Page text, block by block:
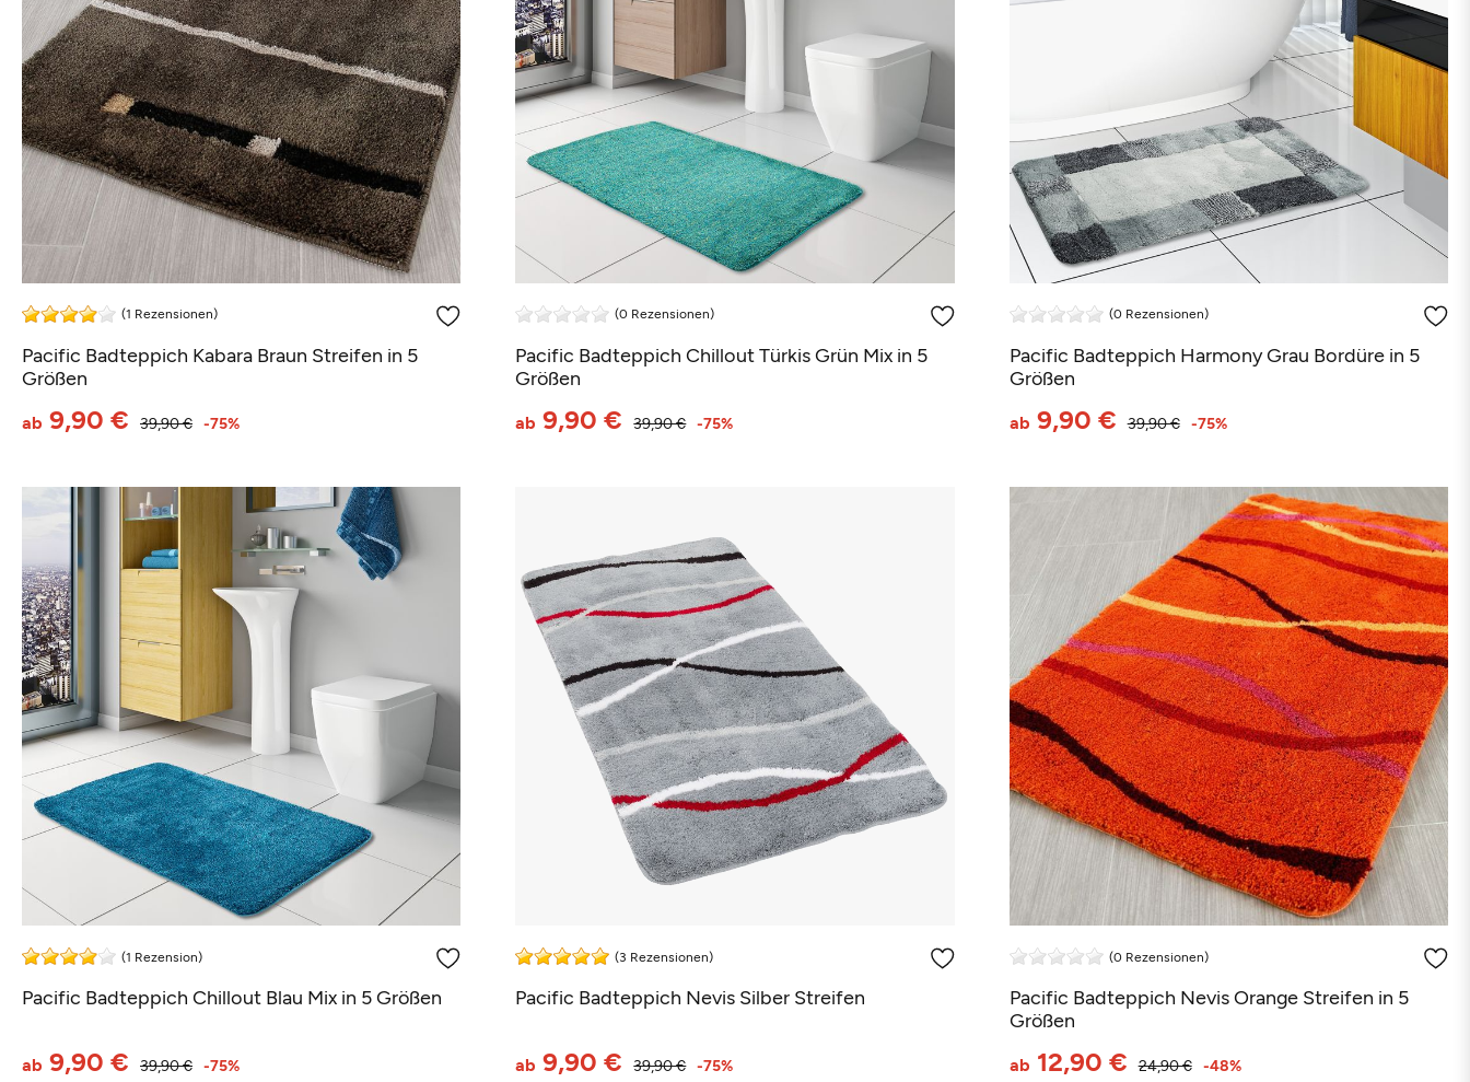
(1 Rezensionen)
Pacific Badteppich Kabara Braun Streifen in 5
Größen
39,90 €
ab 9,90 € -75%
(0 Rezensionen)
Pacific Badteppich Chillout Türkis Grün Mix in 5
Größen
39,90 €
ab 9,90 € -75%
(0 Rezensionen)
Pacific Badteppich Harmony Grau Bordüre in 5
Größen
39,90 €
ab 9,90 € -75%
(1 Rezension)
Pacific Badteppich Chillout Blau Mix in 5 Größen
39,90 €
ab 9,90 € -75%
(3 Rezensionen)
Pacific Badteppich Nevis Silber Streifen
39,90 €
ab 9,90 € -75%
(0 Rezensionen)
Pacific Badteppich Nevis Orange Streifen in 5
Größen
24,90 €
ab 12,90 € -48%